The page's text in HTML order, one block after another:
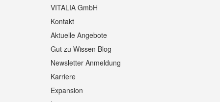
VITALIA GmbH
Kontakt
Aktuelle Angebote
Gut zu Wissen Blog
Newsletter Anmeldung
Karriere
Expansion